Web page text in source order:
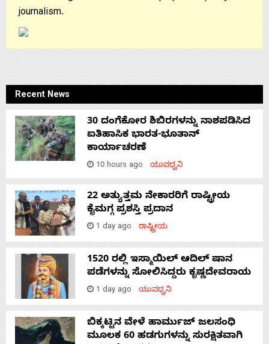
journalism.
Recent News
30 ದಂಗೆಕೋರ ಶಿಬಿರಗಳನ್ನು ನಾಶಪಡಿಸಿದ
ಐತಿಹಾಸಿಕ ಭಾರತ-ಭೂತಾನ್
ಕಾರ್ಯಾಚರಣೆ
10 hours ago ಯುವಧ್ವನಿ
22 ಅತ್ಯುತ್ತಮ ನೇಕಾರರಿಗೆ ರಾಷ್ಟ್ರೀಯ
ಕೈಮಗ್ಗ ಪ್ರಶಸ್ತಿ ಪ್ರದಾನ
1 day ago ರಾಷ್ಟ್ರೀಯ
1520 ರಲ್ಲಿ ಇಸ್ಮಾಯಿಲ್ ಆದಿಲ್ ಷಾನ
ಪಡೆಗಳನ್ನು ಸೋಲಿಸಿದ್ದರು ಕೃಷ್ಣದೇವರಾಯ
1 day ago ಯುವಧ್ವನಿ
ಬಿಕ್ಕಟ್ಟಿನ ವೇಳೆ ಹಾರ್ಮುಜ್ ಜಲಸಂಧಿ
ಮೂಲಕ 60 ಹಡಗುಗಳನ್ನು ಸುರಕ್ಷಿತವಾಗಿ